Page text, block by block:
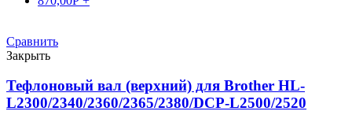
Сравнить
Закрыть
Тефлоновый вал (верхний) для Brother HL-
L2300/2340/2360/2365/2380/DCP-L2500/2520